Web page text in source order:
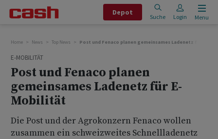
Depot
Suche Login Menu
Home News Top News Post und Fenaco planen gemeinsames Ladenetz für E-
E-MOBILITÄT
Post und Fenaco planen
gemeinsames Ladenetz für E-
Mobilität
Die Post und der Agrokonzern Fenaco wollen
zusammen ein schweizweites Schnellladenetz